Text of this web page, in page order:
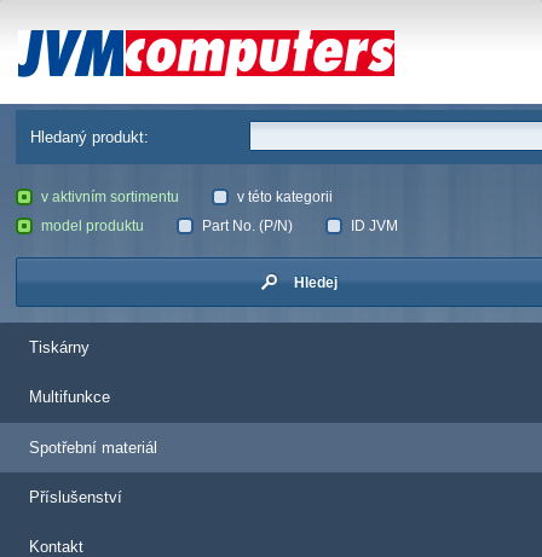
JVM Computers
Hledaný produkt:
v aktivním sortimentu
v této kategorii
model produktu
Part No. (P/N) ID JVM
Hledej
Tiskárny
Multifunkce
Spotřební materiál
Příslušenství
Kontakt